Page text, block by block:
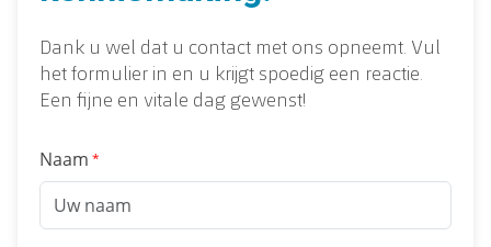
Dank u wel dat u contact met ons opneemt. Vul
het formulier in en u krijgt spoedig een reactie.
Een fijne en vitale dag gewenst!
Naam